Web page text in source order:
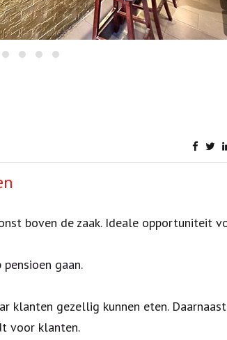
boven de zaak. Ideale opportuniteit
gaan.
klanten gezellig kunnen eten.
voor klanten.